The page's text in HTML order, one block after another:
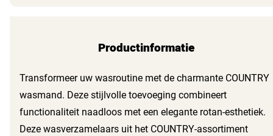
Productinformatie
Transformeer uw wasroutine met de charmante COUNTRY
wasmand. Deze stijlvolle toevoeging combineert
functionaliteit naadloos met een elegante rotan-esthetiek.
Deze wasverzamelaars uit het COUNTRY-assortiment